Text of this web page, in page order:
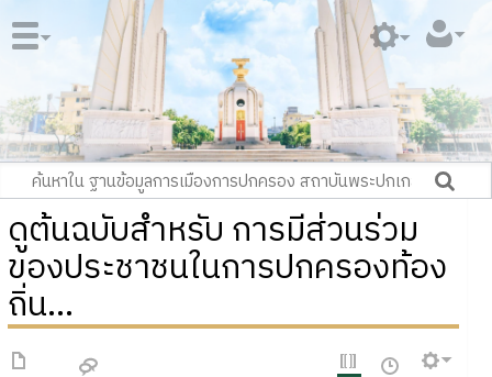
ดูต้นฉบับสำหรับ การมีส่วนร่วม
ของประชาชนในการปกครองท้อง
ถิ่น...